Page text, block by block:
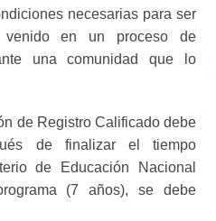
necesarias para ser
en un proceso de
una comunidad que lo
de Registro Calificado debe
de finalizar el tiempo
de Educación Nacional
(7 años), se debe